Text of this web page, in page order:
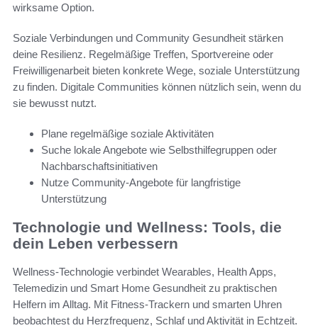
wirksame Option.
Soziale Verbindungen und Community Gesundheit stärken
deine Resilienz. Regelmäßige Treffen, Sportvereine oder
Freiwilligenarbeit bieten konkrete Wege, soziale Unterstützung
zu finden. Digitale Communities können nützlich sein, wenn du
sie bewusst nutzt.
Plane regelmäßige soziale Aktivitäten
Suche lokale Angebote wie Selbsthilfegruppen oder
Nachbarschaftsinitiativen
Nutze Community-Angebote für langfristige
Unterstützung
Technologie und Wellness: Tools, die
dein Leben verbessern
Wellness-Technologie verbindet Wearables, Health Apps,
Telemedizin und Smart Home Gesundheit zu praktischen
Helfern im Alltag. Mit Fitness-Trackern und smarten Uhren
beobachtest du Herzfrequenz, Schlaf und Aktivität in Echtzeit.